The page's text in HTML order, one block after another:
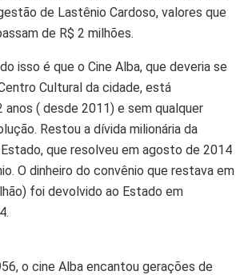
de Lastênio Cardoso, valores que
de R$ 2 milhões.
isso é que o Cine Alba, que deveria se
Cultural da cidade, está
anos ( desde 2011) e sem qualquer
Restou a dívida milionária da
que resolveu em agosto de 2014
O dinheiro do convênio que restava em
foi devolvido ao Estado em
o cine Alba encantou gerações de